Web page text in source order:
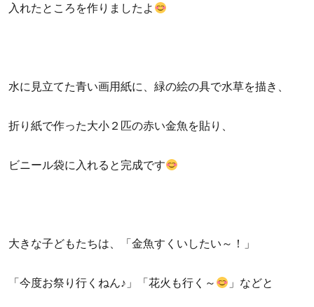
入れたところを作りましたよ
水に見立てた青い画用紙に、緑の絵の具で水草を描き、
折り紙で作った大小２匹の赤い金魚を貼り、
ビニール袋に入れると完成です
大きな子どもたちは、「金魚すくいしたい～！」
「今度お祭り行くねん♪」「花火も行く～ 」などと